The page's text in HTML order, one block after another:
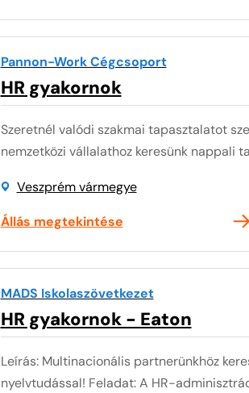
Pannon-Work Cégcsoport
HR gyakornok
Szeretnél valódi szakmai tapasztalatot
nemzetközi vállalathoz keresünk nappali
Veszprém vármegye
Állás megtekintése
MADS Iskolaszövetkezet
HR gyakornok - Eaton
Leírás: Multinacionális partnerünkhöz
nyelvtudással! Feladat: A HR-